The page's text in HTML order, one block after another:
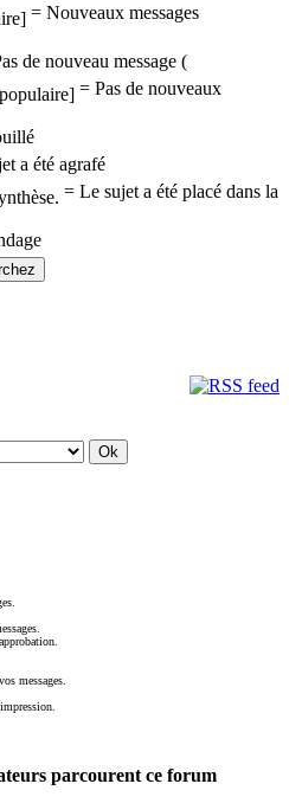
= Nouveaux messages
de nouveau message (
= Pas de nouveaux
a été agrafé
= Le sujet a été placé dans la
messages.
parcourent ce forum